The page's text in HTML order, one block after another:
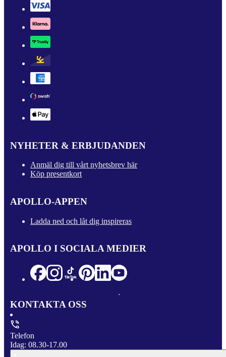
NYHETER & ERBJUDANDEN
Anmäl dig till vårt nyhetsbrev här
Köp presentkort
APOLLO-APPEN
Ladda ned och låt dig inspireras
APOLLO I SOCIALA MEDIER
KONTAKTA OSS
Telefon
Idag: 08.30-17.00